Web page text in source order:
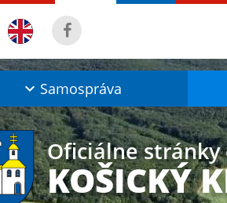
Samospráva
Oficiálne stránky
KOŠICKÝ